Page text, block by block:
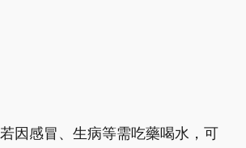
若因感冒、生病等需吃藥喝水，可